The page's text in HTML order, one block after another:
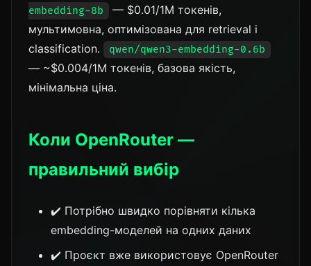
embedding-8b
— $0.01/1M токенів,
мультимовна, оптимізована для retrieval і
classification.
qwen/qwen3-embedding-0.6b
— ~$0.004/1M токенів, базова якість,
мінімальна ціна.
Коли OpenRouter —
правильний вибір
✔️ Потрібно швидко порівняти кілька
embedding-моделей на одних даних
✔️ Проєкт вже використовує OpenRouter